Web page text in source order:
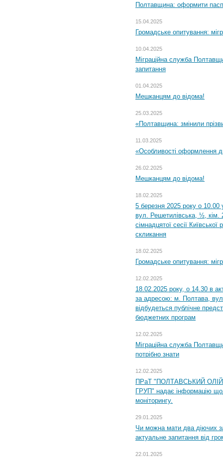
Полтавщина: оформити
15.04.2025
Громадське опитування:
10.04.2025
Міграційна служба
запитання
01.04.2025
Мешканцям до відома!
25.03.2025
«Полтавщина: змінили
11.03.2025
«Особливості оформлення
26.02.2025
Мешканцям до відома!
18.02.2025
5 березня 2025 року о 10.00
вул. Решетилівська, ½, кім.
сімнадцятої сесії
скликання
18.02.2025
Громадське опитування:
12.02.2025
18.02.2025 року, о 14.30 в
за адресою: м. Полтава,
відбудеться публічне
бюджетних програм
12.02.2025
Міграційна служба
потрібно знати
12.02.2025
ПРаТ "ПОЛТАВСЬКИЙ
ГРУП" надає інформацію
моніторингу.
29.01.2025
Чи можна мати два діючих
актуальне запитання від
22.01.2025